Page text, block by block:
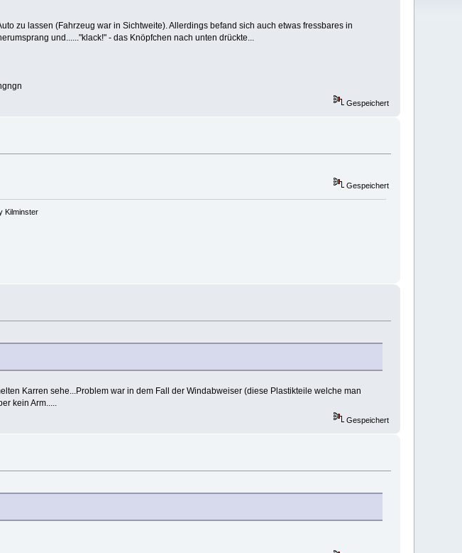
zu lassen (Fahrzeug war in Sichtweite). Allerdings befand sich auch etwas fressbares in
und......"klack!" - das Knöpfchen nach unten drückte...
Gespeichert
Gespeichert
Kilminster
Karren sehe...Problem war in dem Fall der Windabweiser (diese Plastikteile welche man
kein Arm.....
Gespeichert